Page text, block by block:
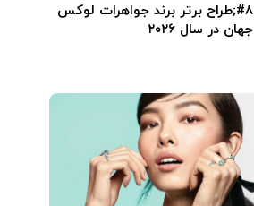
&#8220;۱۵&#8221;طراح برتر برند جواهرات لوکس
جهان در سال ۲۰۲۶